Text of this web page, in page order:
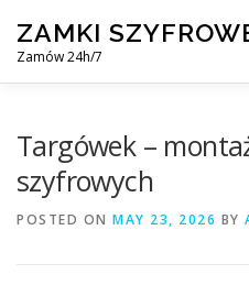
content
ZAMKI
Zamów 24h/7
Targówek –
szyfrowych
POSTED ON MAY 23, 2026 BY